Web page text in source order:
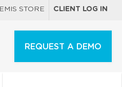
EMIS STORE CLIENT LOG IN
REQUEST A DEMO